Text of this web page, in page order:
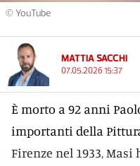
© YouTube
MATTIA SACCHI
07.05.2026 15:37
È morto a 92 anni
importanti della
Firenze nel 1933,